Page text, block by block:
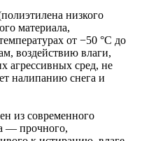
низкого
материала,
от −50 °C до
воздействию влаги,
агрессивных сред, не
налипанию снега и
из современного
— прочного,